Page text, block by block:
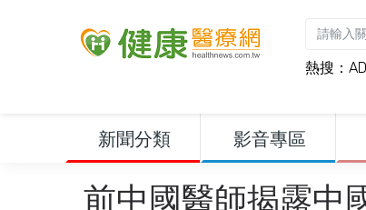
熱搜：
新聞分類 影音專區
前中國醫師揭露